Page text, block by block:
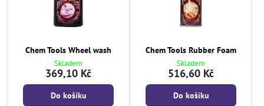
Chem Tools Wheel wash
Skladem
369,10 Kč
Do košíku
Chem Tools Rubber Foam
Skladem
516,60 Kč
Do košíku